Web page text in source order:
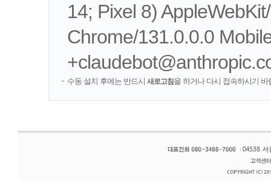
14; Pixel 8)
Chrome/131.0.0.0
수동 설치 후에는 반드시 새로고침을 하거나 다시 접속하시기 바